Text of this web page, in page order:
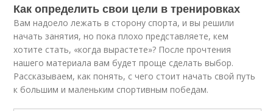
Как определить свои цели в тренировках
Вам надоело лежать в сторону спорта, и вы решили
начать занятия, но пока плохо представляете, кем
хотите стать, «когда вырастете»? После прочтения
нашего материала вам будет проще сделать выбор.
Рассказываем, как понять, с чего стоит начать свой путь
к большим и маленьким спортивным победам.